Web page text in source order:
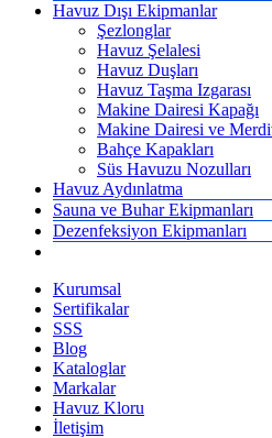
Havuz Dışı Ekipmanlar
Şezlonglar
Havuz Şelalesi
Havuz Duşları
Havuz Taşma Izgarası
Makine Dairesi Kapağı
Makine Dairesi ve
Bahçe Kapakları
Süs Havuzu Nozulları
Havuz Aydınlatma
Sauna ve Buhar Ekipmanları
Dezenfeksiyon Ekipmanları
Kurumsal
Sertifikalar
SSS
Blog
Kataloglar
Markalar
Havuz Kloru
İletişim